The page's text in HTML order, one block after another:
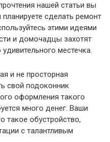
нашей статьи вы
сделать ремонт
этими идеями
и домочадцы захотят
местечка.
и не просторная
свой подоконник
оформления такого
много денег. Ваши
такое обустройство,
с талантливым